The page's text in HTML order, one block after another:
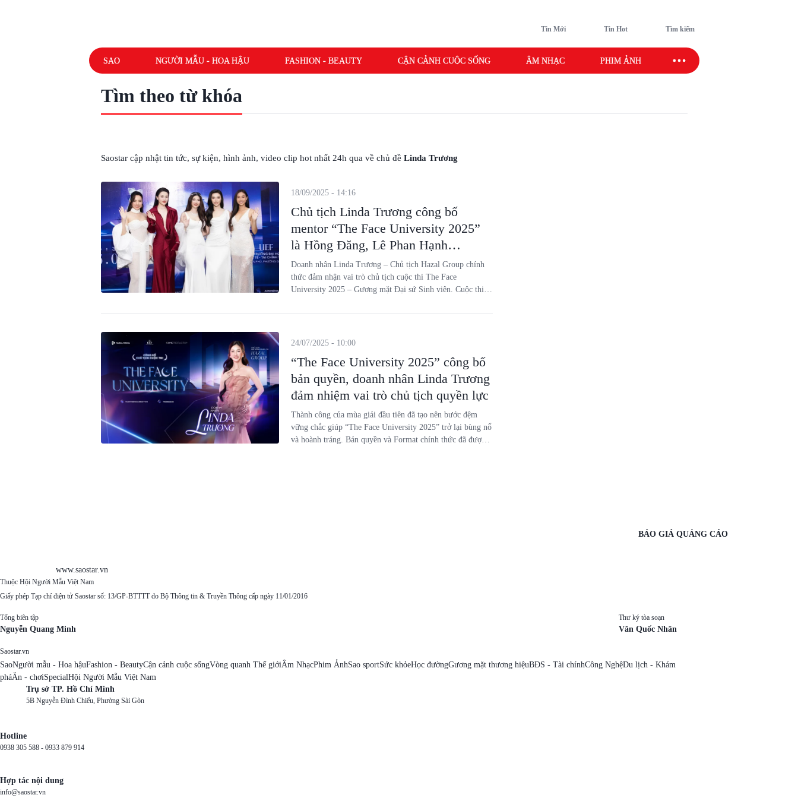
Tin Mới Tin Hot Tìm kiếm
SAO NGƯỜI MẪU - HOA HẬU FASHION - BEAUTY CẬN CẢNH CUỘC SỐNG ÂM NHẠC PHIM ẢNH SAO SPORT
Tìm theo từ khóa
Saostar cập nhật tin tức, sự kiện, hình ảnh, video clip hot nhất 24h qua về chủ đề Linda Trương
Chủ tịch Linda Trương công bố
mentor “The Face University 2025”
là Hồng Đăng, Lê Phan Hạnh
Nguyên, Lý Kim Thảo
18/09/2025 - 14:16
Doanh nhân Linda Trương – Chủ tịch Hazal Group chính
thức đảm nhận vai trò chủ tịch cuộc thi The Face
University 2025 – Gương mặt Đại sứ Sinh viên. Cuộc thi
bản, mang đến cơ hội tỏa sáng, chinh phục thử thách và thể
“The Face University 2025” công bố
bản quyền, doanh nhân Linda Trương
đảm nhiệm vai trò chủ tịch quyền lực
24/07/2025 - 10:00
Thành công của mùa giải đầu tiên đã tạo nên bước đệm
vững chắc giúp “The Face University 2025” trở lại bùng nổ
và hoành tráng. Bản quyền và Format chính thức đã được
www.saostar.vn
BÁO GIÁ QUẢNG CÁO
Thuộc Hội Người Mẫu Việt Nam
Giấy phép Tạp chí điện tử Saostar số: 13/GP-BTTTT do Bộ Thông tin & Truyền Thông cấp ngày 11/01/2016
Tổng biên tập
Nguyễn Quang Minh
Thư ký tòa soạn
Văn Quốc Nhân
Saostar.vn
SaoNgười mẫu - Hoa hậuFashion - BeautyCận cảnh cuộc sốngVòng quanh Thế giớiÂm NhạcPhim ẢnhSao sportSức khỏeHọc đườngGương mặt thương hiệuBĐS - Tài chínhCông NghệDu lịch - Khám
pháĂn - chơiSpecialHội Người Mẫu Việt Nam
Trụ sở TP. Hồ Chí Minh
5B Nguyễn Đình Chiểu, Phường Sài Gòn
Hotline
0938 305 588 - 0933 879 914
Hợp tác nội dung
info@saostar.vn